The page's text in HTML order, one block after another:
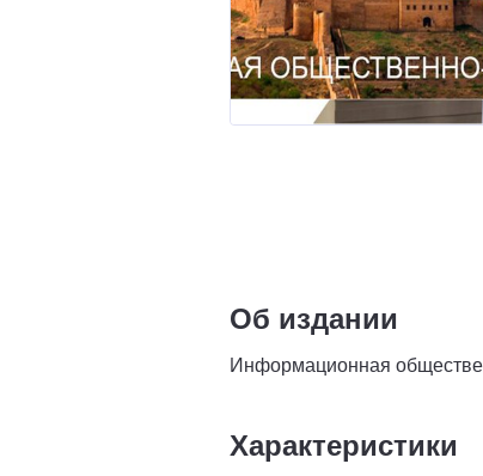
Об издании
Информационная
Характеристики